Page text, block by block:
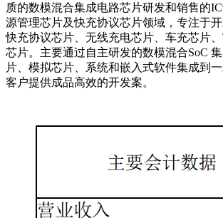
质的数模混合集成电路芯片研发和销售的
源管理芯片及快充协议芯片领域，专注于开
快充协议芯片、无线充电芯片、车充芯片
芯片。主要通过自主研发的数模混合SoC
片、模拟芯片、系统和嵌入式软件集成到
客户提供成品高效的开发案。